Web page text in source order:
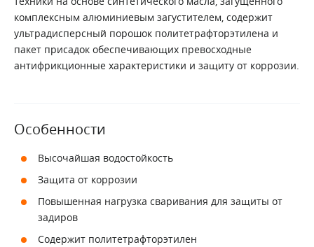
комплексным алюминиевым загустителем, содержит
ультрадисперсный порошок политетрафторэтилена и
пакет присадок обеспечивающих превосходные
антифрикционные характеристики и защиту от коррозии.
Особенности
Высочайшая водостойкость
Защита от коррозии
Повышенная нагрузка сваривания для защиты от
задиров
Содержит политетрафторэтилен